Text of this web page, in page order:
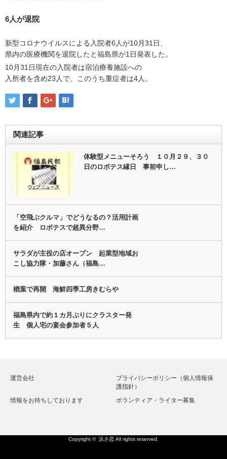
6人が退院
新型コロナウイルスによる入院者6人が10月31日、
県内の医療機関を退院したと福島県が1日発表した。
10月31日現在の入院者は宿泊療養施設への
入所者を含め23人で、このうち重症者は4人。
関連記事
体験型メニューそろう １０月２９、３０
日のロボテス縁日 事前申し…
「空飛ぶクルマ」でどうなるの？活用計画
を紹介 ロボテスで超異分野…
サラダが主役の店オープン 起業型地域お
こし協力隊・加藤さん（福島…
楢葉で再開 海鮮四季工房きむらや
福島県内で約１カ月ぶりにクラスター発
生 個人宅の宴会参加者５人
運営会社
プライバシーポリシー（個人情報保
護指針）
情報をお待ちしております
ボランティア・ライター募集
Copyright © 浜さ恋 All rights reserved.